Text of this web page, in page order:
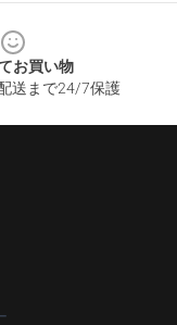
お買い物
送まで24/7保護